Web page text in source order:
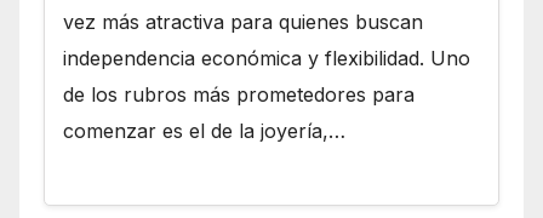
vez más atractiva para quienes buscan
independencia económica y flexibilidad. Uno
de los rubros más prometedores para
comenzar es el de la joyería,…